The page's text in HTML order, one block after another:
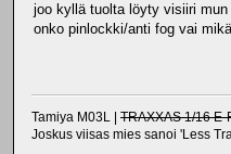
joo kyllä tuolta löyty visiiri
onko pinlockki/anti fog vai
Tamiya M03L | TRAXXAS 1/16
Joskus viisas mies sanoi 'Less